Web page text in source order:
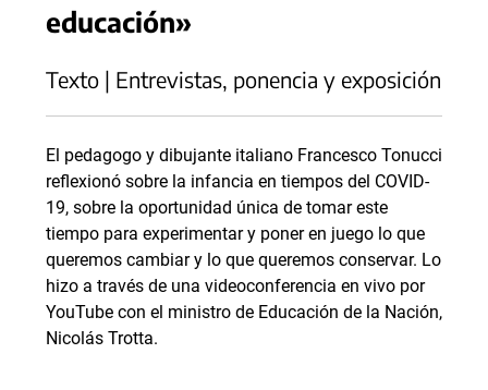
educación»
Texto | Entrevistas, ponencia y exposición
El pedagogo y dibujante italiano Francesco Tonucci
reflexionó sobre la infancia en tiempos del COVID-
19, sobre la oportunidad única de tomar este
tiempo para experimentar y poner en juego lo que
queremos cambiar y lo que queremos conservar. Lo
hizo a través de una videoconferencia en vivo por
YouTube con el ministro de Educación de la Nación,
Nicolás Trotta.